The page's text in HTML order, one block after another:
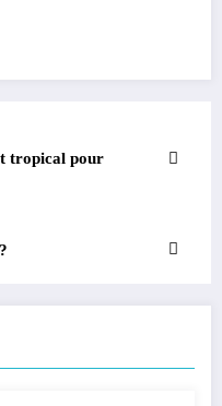
tropical pour